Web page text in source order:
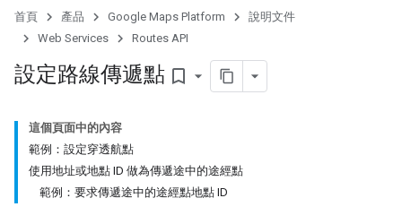
首頁 產品 Google Maps Platform
說明文件
Web Services
Routes API
設定路線傳遞點 bookmark_border
這個頁面中的內容
範例：設定穿透航點
使用地址或地點 ID 做為傳遞途中的途經點
範例：要求傳遞途中的途經點地點 ID